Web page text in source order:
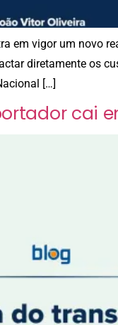
em vigor um novo
diretamente os
[…]
cai